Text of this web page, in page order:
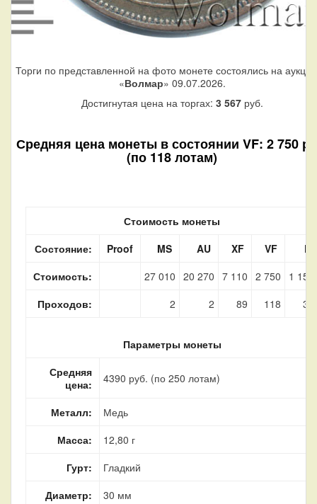
Торги по представленной на фото монете состоялись на
«Волмар» 09.07.2026.
Достигнутая цена на торгах: 3 567руб.
Средняя цена монеты в состоянии VF: 2 750
(по 118 лотам)
Стоимость монеты
Состояние:
Proof MS AU XF VF
F
Стоимость:
27 010 20 270 7 110 2 750
1 150
Проходов:
2 2 89 118 38
Параметры монеты
Средняя
цена:
4390 руб. (по 250 лотам)
Металл:
Медь
Масса:
12,80 г
Гурт:
Гладкий
Диаметр:
30 мм